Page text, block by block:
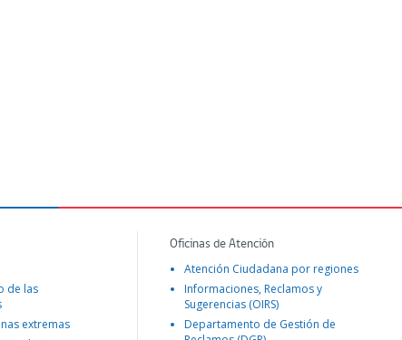
de las
extremas
Oficinas de Atención
Atención Ciudadana por regiones
Informaciones, Reclamos y
Sugerencias (OIRS)
Departamento de Gestión de